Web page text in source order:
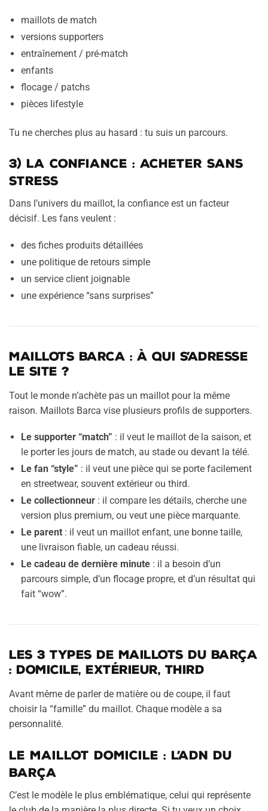
maillots de match
versions supporters
entraînement / pré-match
enfants
flocage / patchs
pièces lifestyle
Tu ne cherches plus au hasard : tu suis un parcours.
3) La confiance : acheter sans
stress
Dans l’univers du maillot, la confiance est un facteur
décisif. Les fans veulent :
des fiches produits détaillées
une politique de retours simple
un service client joignable
une expérience “sans surprises”
Maillots Barca : à qui s’adresse
le site ?
Tout le monde n’achète pas un maillot pour la même
raison. Maillots Barca vise plusieurs profils de supporters.
Le supporter “match” : il veut le maillot de la saison, et
le porter les jours de match, au stade ou devant la télé.
Le fan “style” : il veut une pièce qui se porte facilement
en streetwear, souvent extérieur ou third.
Le collectionneur : il compare les détails, cherche une
version plus premium, ou veut une pièce marquante.
Le parent : il veut un maillot enfant, une bonne taille,
une livraison fiable, un cadeau réussi.
Le cadeau de dernière minute : il a besoin d’un
parcours simple, d’un flocage propre, et d’un résultat qui
fait “wow”.
Les 3 types de maillots du Barça
: domicile, extérieur, third
Avant même de parler de matière ou de coupe, il faut
choisir la “famille” du maillot. Chaque modèle a sa
personnalité.
Le maillot domicile : l’ADN du
Barça
C’est le modèle le plus emblématique, celui qui représente